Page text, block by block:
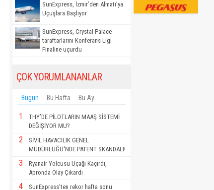
SunExpress, İzmir’den Almatı’ya
Uçuşlara Başlıyor
SunExpress, Crystal Palace
taraftarlarını Konferans Ligi
Finaline uçurdu
ÇOK YORUMLANANLAR
Bugün Bu Hafta Bu Ay
1
THY’DE PİLOTLARIN MAAŞ SİSTEMİ
DEĞİŞİYOR MU?
2
SİVİL HAVACILIK GENEL
MÜDÜRLÜĞÜ'NDE PATENT SKANDALI!
3
Ryanair Yolcusu Uçağı Kaçırdı,
Apronda Olay Çıkardı
4 SunExpress’ten rekor hafta sonu